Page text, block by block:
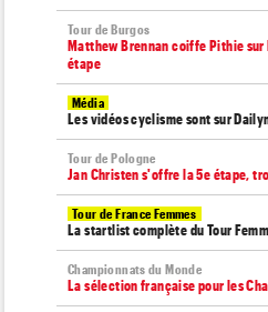
Tour de Burgos
Matthew Brennan coiffe Pithie
étape
Média
Les vidéos cyclisme sont sur
Tour de Pologne
Jan Christen s'offre la 5e étape,
Tour de France Femmes
La startlist complète du Tour
Championnats du Monde
La sélection française pour les